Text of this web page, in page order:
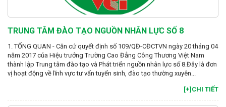
TRUNG TÂM ĐÀO TẠO NGUỒN NHÂN LỰC SỐ 8
1. TỔNG QUAN - Căn cứ quyết định số 109/QĐ-CĐCTVN ngày 20 tháng 04
năm 2017 của Hiệu trưởng Trường Cao Đẳng Công Thương Việt Nam
thành lập Trung tâm đào tạo và Phát triển nguồn nhân lực số 8.Đây là đơn
vị hoạt động về lĩnh vực tư vấn tuyển sinh, đào tạo thường xuyên...
[+]CHI TIẾT